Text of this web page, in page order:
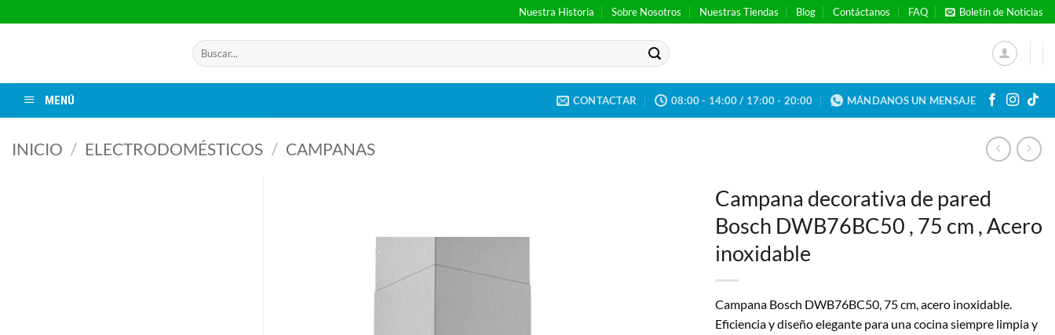
al
Nuestra Historia Sobre Nosotros Nuestras Tiendas Blog Contáctanos FAQ Boletín de Noticias
Buscar
por:
MENÚ CONTACTAR 08:00 - 14:00 / 17:00 - 20:00 MÁNDANOS UN MENSAJE
INICIO / ELECTRODOMÉSTICOS / CAMPANAS
Campana decorativa de pared
Bosch DWB76BC50 , 75 cm , Acero
inoxidable
Campana Bosch DWB76BC50, 75 cm, acero inoxidable.
Eficiencia y diseño elegante para una cocina siempre limpia y